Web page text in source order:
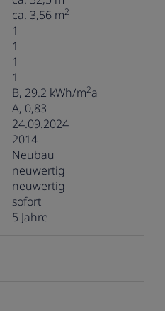
ca. 3,56 m2
1
1
1
1
B, 29.2 kWh/m2a
A, 0,83
24.09.2024
2014
Neubau
neuwertig
neuwertig
sofort
5 Jahre